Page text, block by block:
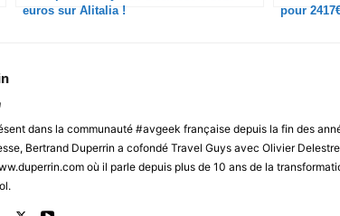
euros sur Alitalia !
pour
dans la communauté #avgeek française depuis la fin des
Bertrand Duperrin a cofondé Travel Guys avec Olivier
où il parle depuis plus de 10 ans de la